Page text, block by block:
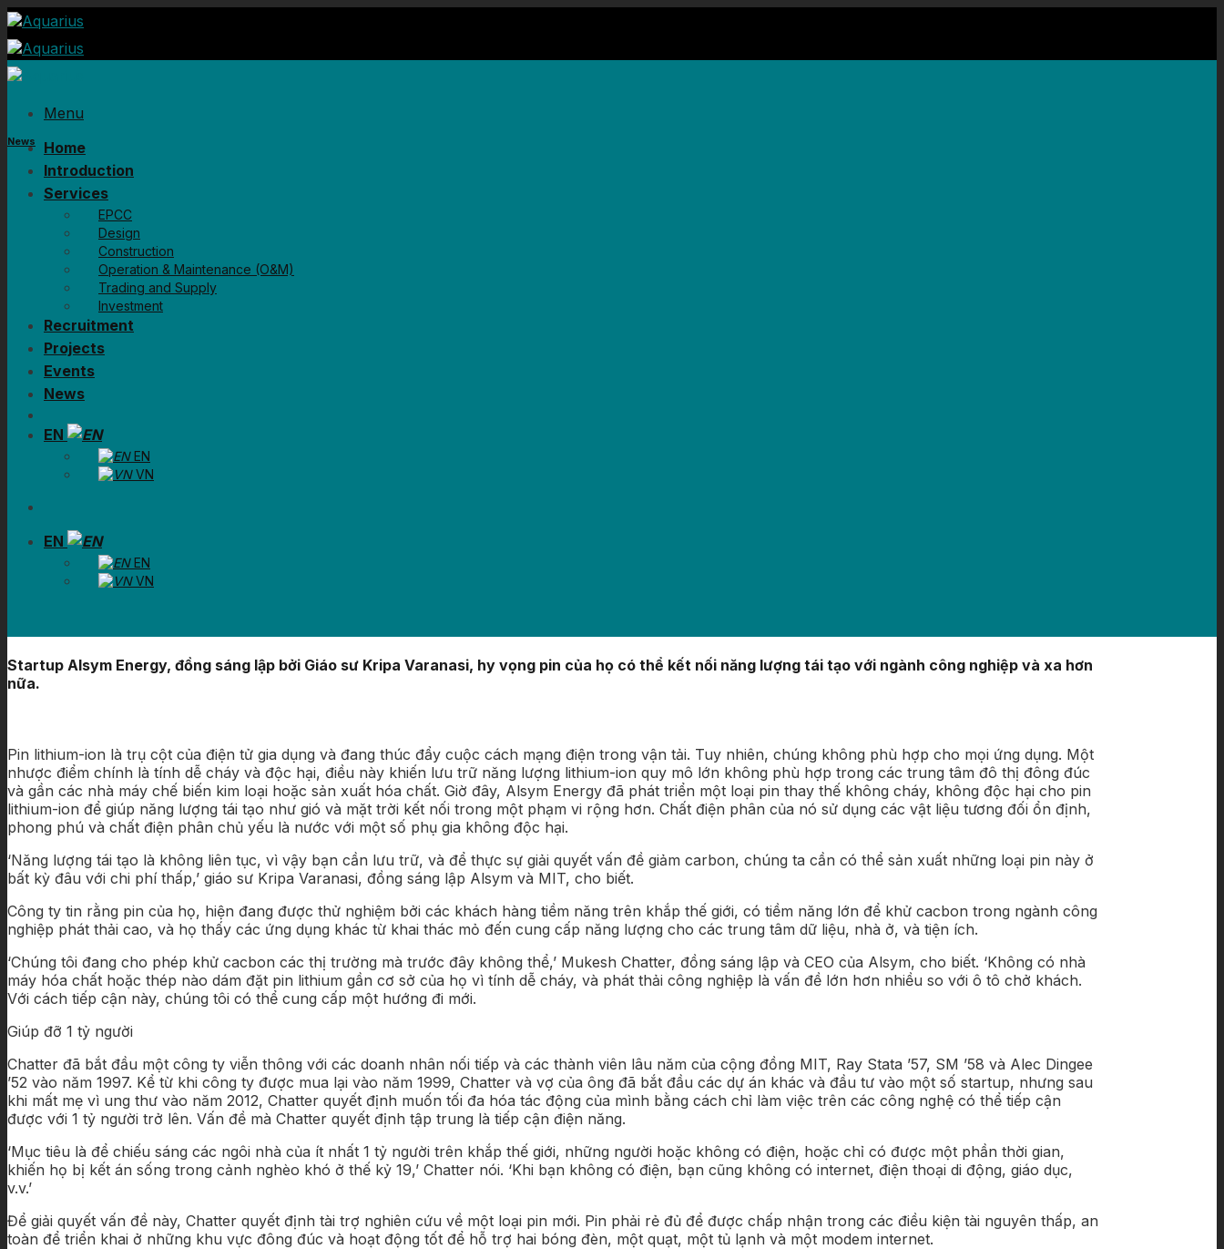
Skip
content
Menu
Home
Introduction
Services
EPCC
Design
Construction
Operation & Maintenance (O&M)
Trading and Supply
Investment
Recruitment
Projects
Events
News
EN
EN
VN
EN
EN
VN
News
Startup Alsym Energy, đồng sáng lập bởi Giáo sư Kripa Varanasi, hy vọng pin của họ có thể kết nối năng lượng tái tạo với ngành công nghiệp và xa hơn
nữa.
Pin lithium-ion là trụ cột của điện tử gia dụng và đang thúc đẩy cuộc cách mạng điện trong vận tải. Tuy nhiên, chúng không phù hợp cho mọi ứng dụng. Một
nhược điểm chính là tính dễ cháy và độc hại, điều này khiến lưu trữ năng lượng lithium-ion quy mô lớn không phù hợp trong các trung tâm đô thị đông đúc
và gần các nhà máy chế biến kim loại hoặc sản xuất hóa chất. Giờ đây, Alsym Energy đã phát triển một loại pin thay thế không cháy, không độc hại cho pin
lithium-ion để giúp năng lượng tái tạo như gió và mặt trời kết nối trong một phạm vi rộng hơn. Chất điện phân của nó sử dụng các vật liệu tương đối ổn định,
phong phú và chất điện phân chủ yếu là nước với một số phụ gia không độc hại.
‘Năng lượng tái tạo là không liên tục, vì vậy bạn cần lưu trữ, và để thực sự giải quyết vấn đề giảm carbon, chúng ta cần có thể sản xuất những loại pin này ở
bất kỳ đâu với chi phí thấp,’ giáo sư Kripa Varanasi, đồng sáng lập Alsym và MIT, cho biết.
Công ty tin rằng pin của họ, hiện đang được thử nghiệm bởi các khách hàng tiềm năng trên khắp thế giới, có tiềm năng lớn để khử cacbon trong ngành công
nghiệp phát thải cao, và họ thấy các ứng dụng khác từ khai thác mỏ đến cung cấp năng lượng cho các trung tâm dữ liệu, nhà ở, và tiện ích.
‘Chúng tôi đang cho phép khử cacbon các thị trường mà trước đây không thể,’ Mukesh Chatter, đồng sáng lập và CEO của Alsym, cho biết. ‘Không có nhà
máy hóa chất hoặc thép nào dám đặt pin lithium gần cơ sở của họ vì tính dễ cháy, và phát thải công nghiệp là vấn đề lớn hơn nhiều so với ô tô chở khách.
Với cách tiếp cận này, chúng tôi có thể cung cấp một hướng đi mới.
Giúp đỡ 1 tỷ người
Chatter đã bắt đầu một công ty viễn thông với các doanh nhân nối tiếp và các thành viên lâu năm của cộng đồng MIT, Ray Stata ’57, SM ’58 và Alec Dingee
’52 vào năm 1997. Kể từ khi công ty được mua lại vào năm 1999, Chatter và vợ của ông đã bắt đầu các dự án khác và đầu tư vào một số startup, nhưng sau
khi mất mẹ vì ung thư vào năm 2012, Chatter quyết định muốn tối đa hóa tác động của mình bằng cách chỉ làm việc trên các công nghệ có thể tiếp cận
được với 1 tỷ người trở lên. Vấn đề mà Chatter quyết định tập trung là tiếp cận điện năng.
‘Mục tiêu là để chiếu sáng các ngôi nhà của ít nhất 1 tỷ người trên khắp thế giới, những người hoặc không có điện, hoặc chỉ có được một phần thời gian,
khiến họ bị kết án sống trong cảnh nghèo khó ở thế kỷ 19,’ Chatter nói. ‘Khi bạn không có điện, bạn cũng không có internet, điện thoại di động, giáo dục,
v.v.’
Để giải quyết vấn đề này, Chatter quyết định tài trợ nghiên cứu về một loại pin mới. Pin phải rẻ đủ để được chấp nhận trong các điều kiện tài nguyên thấp, an
toàn để triển khai ở những khu vực đông đúc và hoạt động tốt để hỗ trợ hai bóng đèn, một quạt, một tủ lạnh và một modem internet.